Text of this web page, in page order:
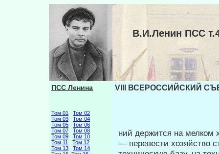
В.И.Ленин ПСС
ПСС Ленина
Том 01
Том 02
Том 03
Том 04
Том 05
Том 06
Том 07
Том 08
Том 09
Том 10
Том 11
Том 12
Том 13
Том 14
VIII ВСЕРОССИЙСКИЙ
ний держится на мелком
— пере­вести хозяйство